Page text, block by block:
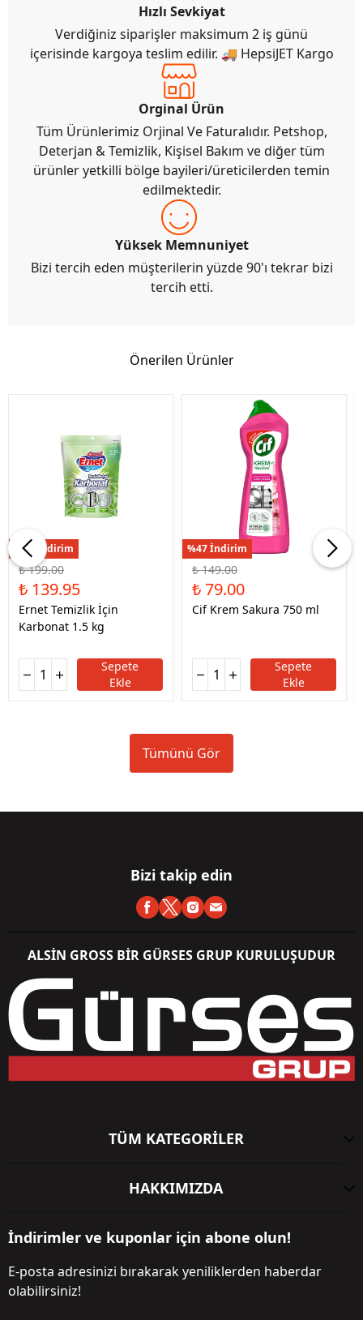
Hızlı Sevkiyat
Verdiğiniz siparişler maksimum 2 iş günü
içerisinde kargoya teslim edilir. 🚚 HepsiJET Kargo
Orginal Ürün
Tüm Ürünlerimiz Orjinal Ve Faturalıdır. Petshop,
Deterjan & Temizlik, Kişisel Bakım ve diğer tüm
ürünler yetkilli bölge bayileri/üreticilerden temin
edilmektedir.
Yüksek Memnuniyet
Bizi tercih eden müşterilerin yüzde 90'ı tekrar bizi
tercih etti.
Önerilen Ürünler
%30 İndirim
₺ 199.00
₺ 139.95
Ernet Temizlik İçin
Karbonat 1.5 kg
Sepete
Ekle
%47 İndirim
₺ 149.00
₺ 79.00
Cif Krem Sakura 750 ml
Sepete
Ekle
Tümünü Gör
Bizi takip edin
ALSİN GROSS BİR GÜRSES GRUP KURULUŞUDUR
TÜM KATEGORİLER
HAKKIMIZDA
İndirimler ve kuponlar için abone olun!
E-posta adresinizi bırakarak yeniliklerden haberdar
olabilirsiniz!